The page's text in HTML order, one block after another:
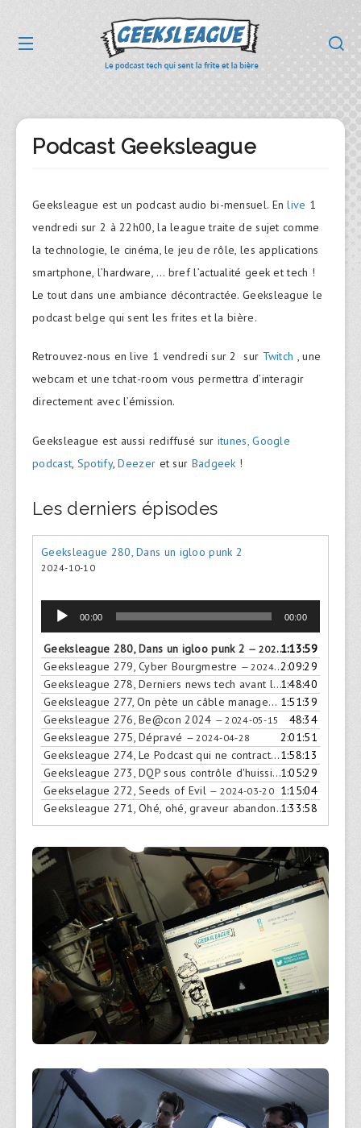
Podcast Geeksleague
Geeksleague est un podcast audio bi-mensuel. Enlive 1
vendredi sur 2 à 22h00, la league traite de sujet comme
la technologie, le cinéma, le jeu de rôle, les applications
smartphone, l’hardware, … bref l’actualité geek et tech !
Le tout dans une ambiance décontractée. Geeksleague le
podcast belge qui sent les frites et la bière.
Retrouvez-nous en live 1 vendredi sur 2 sur Twitch , une
webcam et une tchat-room vous permettra d’interagir
directement avec l’émission.
Geeksleague est aussi rediffusé sur itunes, Google
podcast, Spotify,Deezer et sur Badgeek !
Les derniers épisodes
Geeksleague 280, Dans un igloo punk 2
2024-10-10
Lecteur
audio
00:00 00:00
Geeksleague 280, Dans un igloo punk 2 — 2024-10-10 1:13:59
Geeksleague 279, Cyber Bourgmestre — 2024-09-24 2:09:29
Geeksleague 278, Derniers news tech avant la plage
— 2024-
1:48:40
Geeksleague 277, On pète un câble management
— 2024-06-17
1:51:39
Geeksleague 276, Be@con 2024 — 2024-05-15
48:34
Geeksleague 275, Dépravé — 2024-04-28
2:01:51
Geeksleague 274, Le Podcast qui ne contracte pas
— 2024-04-
1:58:13
Geeksleague 273, DQP sous contrôle d'huissier — 2024-04-01
1:05:29
Geekselague 272, Seeds of Evil — 2024-03-20
1:15:04
Geeksleague 271, Ohé, ohé, graveur abandonné — 2024-02-28
1:33:58